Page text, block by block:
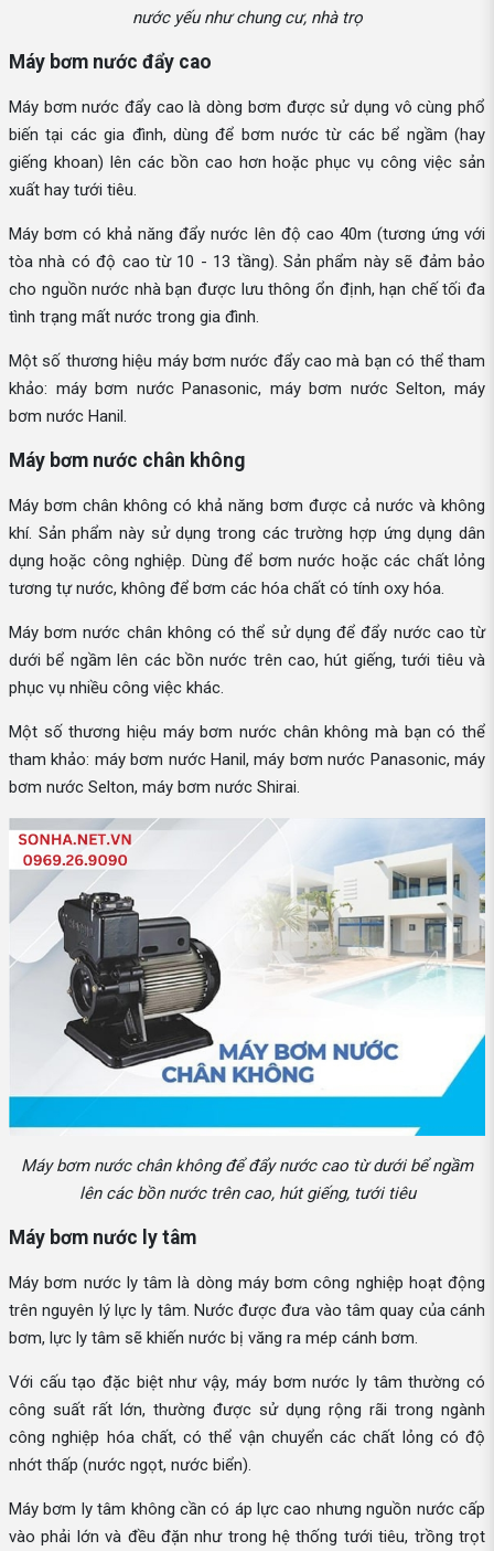
nước yếu như chung cư, nhà trọ
Máy bơm nước đẩy cao
Máy bơm nước đẩy cao là dòng bơm được sử dụng vô cùng phổ
biến tại các gia đình, dùng để bơm nước từ các bể ngầm (hay
giếng khoan) lên các bồn cao hơn hoặc phục vụ công việc sản
xuất hay tưới tiêu.
Máy bơm có khả năng đẩy nước lên độ cao 40m (tương ứng với
tòa nhà có độ cao từ 10 - 13 tầng). Sản phẩm này sẽ đảm bảo
cho nguồn nước nhà bạn được lưu thông ổn định, hạn chế tối đa
tình trạng mất nước trong gia đình.
Một số thương hiệu máy bơm nước đẩy cao mà bạn có thể tham
khảo: máy bơm nước Panasonic, máy bơm nước Selton, máy
bơm nước Hanil.
Máy bơm nước chân không
Máy bơm chân không có khả năng bơm được cả nước và không
khí. Sản phẩm này sử dụng trong các trường hợp ứng dụng dân
dụng hoặc công nghiệp. Dùng để bơm nước hoặc các chất lỏng
tương tự nước, không để bơm các hóa chất có tính oxy hóa.
Máy bơm nước chân không có thể sử dụng để đẩy nước cao từ
dưới bể ngầm lên các bồn nước trên cao, hút giếng, tưới tiêu và
phục vụ nhiều công việc khác.
Một số thương hiệu máy bơm nước chân không mà bạn có thể
tham khảo: máy bơm nước Hanil, máy bơm nước Panasonic, máy
bơm nước Selton, máy bơm nước Shirai.
Máy bơm nước chân không để đẩy nước cao từ dưới bể ngầm
lên các bồn nước trên cao, hút giếng, tưới tiêu
Máy bơm nước ly tâm
Máy bơm nước ly tâm là dòng máy bơm công nghiệp hoạt động
trên nguyên lý lực ly tâm. Nước được đưa vào tâm quay của cánh
bơm, lực ly tâm sẽ khiến nước bị văng ra mép cánh bơm.
Với cấu tạo đặc biệt như vậy, máy bơm nước ly tâm thường có
công suất rất lớn, thường được sử dụng rộng rãi trong ngành
công nghiệp hóa chất, có thể vận chuyển các chất lỏng có độ
nhớt thấp (nước ngọt, nước biển).
Máy bơm ly tâm không cần có áp lực cao nhưng nguồn nước cấp
vào phải lớn và đều đặn như trong hệ thống tưới tiêu, trồng trọt